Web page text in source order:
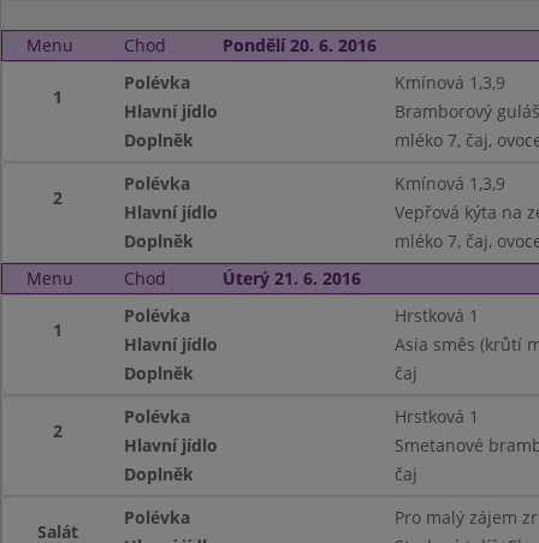
Menu Chod Pondělí 20. 6. 2016
1
Polévka
Kmínová 1,3,9
Hlavní jídlo
Bramborový
Doplněk
mléko 7, čaj,
2
Polévka
Kmínová 1,3,9
Hlavní jídlo
Vepřová kýta na
Doplněk
mléko 7, čaj,
Menu
Chod Úterý 21. 6. 2016
1
Polévka
Hrstková 1
Hlavní jídlo
Asia směs (krůtí
Doplněk
čaj
2
Polévka
Hrstková 1
Hlavní jídlo
Smetanové
Doplněk
čaj
Salát
Polévka
Pro malý zájem